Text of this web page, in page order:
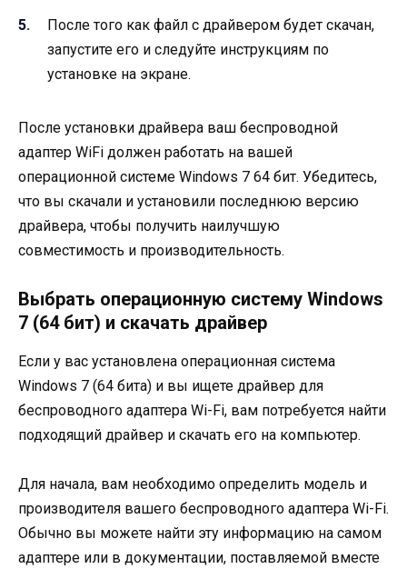
После того как файл с драйвером будет скачан,
запустите его и следуйте инструкциям по
установке на экране.
После установки драйвера ваш беспроводной
адаптер WiFi должен работать на вашей
операционной системе Windows 7 64 бит. Убедитесь,
что вы скачали и установили последнюю версию
драйвера, чтобы получить наилучшую
совместимость и производительность.
Выбрать операционную систему Windows
7 (64 бит) и скачать драйвер
Если у вас установлена операционная система
Windows 7 (64 бита) и вы ищете драйвер для
беспроводного адаптера Wi-Fi, вам потребуется найти
подходящий драйвер и скачать его на компьютер.
Для начала, вам необходимо определить модель и
производителя вашего беспроводного адаптера Wi-Fi.
Обычно вы можете найти эту информацию на самом
адаптере или в документации, поставляемой вместе